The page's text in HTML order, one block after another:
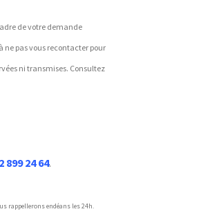
de votre demande
ne pas vous recontacter pour
ni transmises. Consultez
899 24 64.
rappellerons endéans les 24h.